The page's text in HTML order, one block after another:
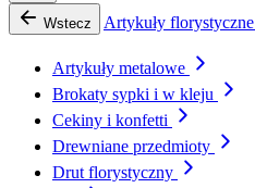
Wstecz Artykuły florystyczne
Artykuły metalowe
Brokaty sypki i w kleju
Cekiny i konfetti
Drewniane przedmioty
Drut florystyczny